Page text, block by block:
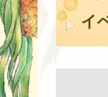
イ